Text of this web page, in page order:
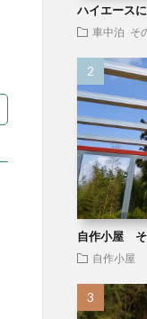
ハイエース
車中泊 そ
自作小屋
自作小屋